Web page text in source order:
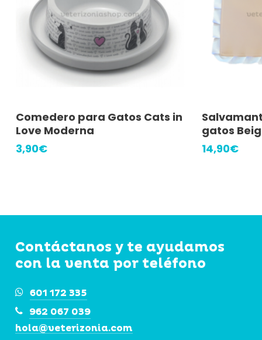
Añadir Al Carrito
Comedero para Gatos Cats in
Love Moderna
3,90€
gatos
14,90€
Contáctanos y te ayudamos
con la venta por teléfono
601 172 335
962 067 039
hola@veterizonia.com